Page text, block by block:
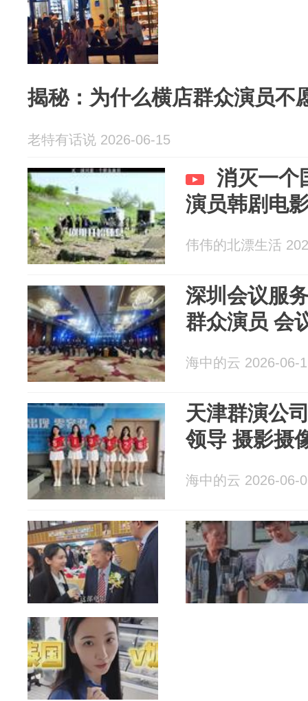
揭秘：为什么横店群众演员不
老特有话说 2026-06-15
消灭一个
演员韩剧电
伟伟的北漂生活
深圳会议服
群众演员 会
海中的云 2026-06-
天津群演公
领导 摄影摄
海中的云 2026-06-